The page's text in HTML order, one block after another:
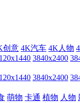
创意 4K汽车 4K人物
3840x2400
3840x2400
萌物 卡通 植物 人物